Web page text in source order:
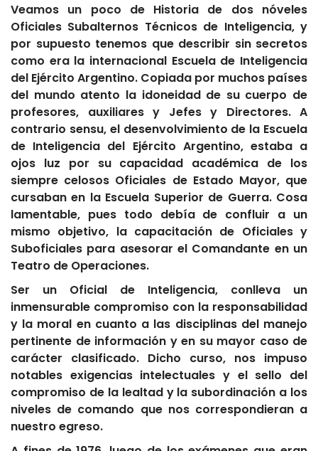
Veamos un poco de Historia de dos nóveles
Oficiales Subalternos Técnicos de Inteligencia, y
por supuesto tenemos que describir sin secretos
como era la internacional Escuela de Inteligencia
del Ejército Argentino. Copiada por muchos países
del mundo atento la idoneidad de su cuerpo de
profesores, auxiliares y Jefes y Directores. A
contrario sensu, el desenvolvimiento de la Escuela
de Inteligencia del Ejército Argentino, estaba a
ojos luz por su capacidad académica de los
siempre celosos Oficiales de Estado Mayor, que
cursaban en la Escuela Superior de Guerra. Cosa
lamentable, pues todo debía de confluir a un
mismo objetivo, la capacitación de Oficiales y
Suboficiales para asesorar el Comandante en un
Teatro de Operaciones.
Ser un Oficial de Inteligencia, conlleva un
inmensurable compromiso con la responsabilidad
y la moral en cuanto a las disciplinas del manejo
pertinente de información y en su mayor caso de
carácter clasificado. Dicho curso, nos impuso
notables exigencias intelectuales y el sello del
compromiso de la lealtad y la subordinación a los
niveles de comando que nos correspondieran a
nuestro egreso.